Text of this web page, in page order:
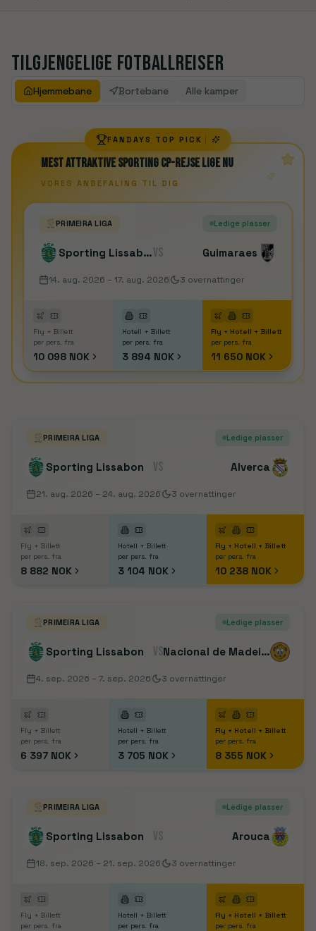
Tilgjengelige fotballreiser
Hjemmebane Bortebane Alle kamper
FANDAYS TOP PICK
Mest attraktive Sporting CP-rejse lige nu
VORES ANBEFALING TIL DIG
PRIMEIRA LIGA Ledige plasser
Sporting LissabonVS Guimaraes
14. aug. 2026 – 17. aug. 2026 3 overnattinger
Fly + Billett
per pers. fra
10 098 NOK
Hotell + Billett
per pers. fra
3 894 NOK
Fly + Hotell + Billett
per pers. fra
11 650 NOK
PRIMEIRA LIGA Ledige plasser
Sporting Lissabon VS Alverca
21. aug. 2026 – 24. aug. 2026 3 overnattinger
Fly + Billett
per pers. fra
8 882 NOK
Hotell + Billett
per pers. fra
3 104 NOK
Fly + Hotell + Billett
per pers. fra
10 238 NOK
PRIMEIRA LIGA Ledige plasser
Sporting Lissabon VS Nacional de Madeira
4. sep. 2026 – 7. sep. 2026 3 overnattinger
Fly + Billett
per pers. fra
6 397 NOK
Hotell + Billett
per pers. fra
3 705 NOK
Fly + Hotell + Billett
per pers. fra
8 355 NOK
PRIMEIRA LIGA Ledige plasser
Sporting Lissabon VS Arouca
18. sep. 2026 – 21. sep. 2026 3 overnattinger
Fly + Billett
per pers. fra
Hotell + Billett
per pers. fra
Fly + Hotell + Billett
per pers. fra